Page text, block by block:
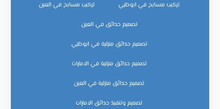
تركيب مسابح في ابوظبي تركيب مسابح في العين
تصميم حدائق في العين
تصميم حدائق منزلية في ابوظبي
تصميم حدائق منزلية في الامارات
تصميم حدائق منزلية في العين
تصميم وتنفيذ حدائق الامارات